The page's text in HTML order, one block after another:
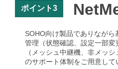
ポイント3
SOHO向け製品でありなが
管理（状態確認、設定一部
（メッシュ中継機、非メッ
のサポート体制をご用意して